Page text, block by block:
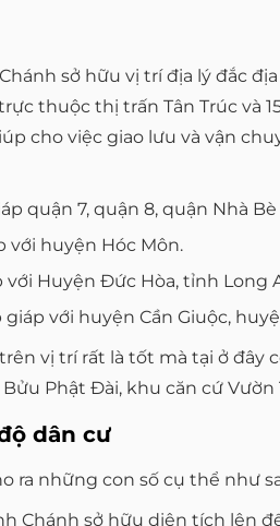
sở hữu vị trí địa lý đắc
thuộc thị trấn Tân Trúc và
cho việc giao lưu và vận
quận 7, quận 8, quận Nhà
với huyện Hóc Môn.
với Huyện Đức Hòa, tỉnh Long
với huyện Cần Giuộc,
vị trí rất là tốt mà tại ở đây
Phật Đài, khu căn cứ
dân cư
ra những con số cụ thể như
Chánh sở hữu diện tích lên